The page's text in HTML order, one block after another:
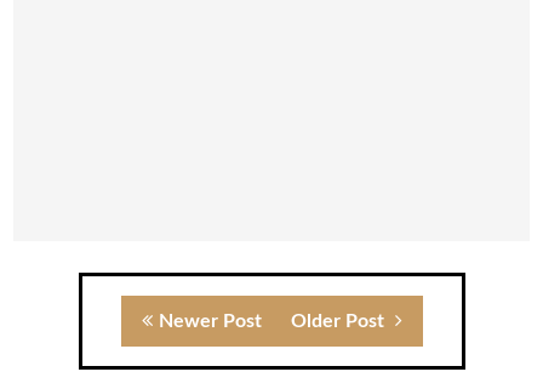
Newer Post Older Post